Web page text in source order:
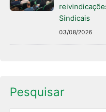
Sindicais
03/08/2026
Pesquisar